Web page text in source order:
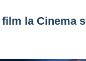
la Cinema